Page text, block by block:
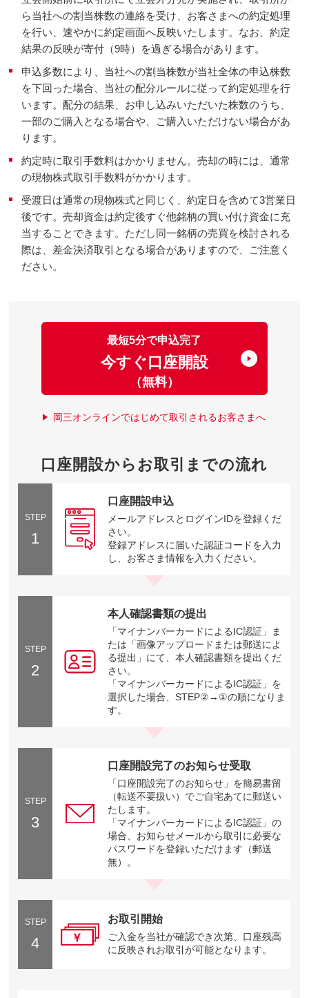
ら当社への割当株数の連絡を受け、お客さまへの約定処理
を行い、速やかに約定画面へ反映いたします。なお、約定
結果の反映が寄付（9時）を過ぎる場合があります。
申込多数により、当社への割当株数が当社全体の申込株数
を下回った場合、当社の配分ルールに従って約定処理を行
います。配分の結果、お申し込みいただいた株数のうち、
一部のご購入となる場合や、ご購入いただけない場合があ
ります。
約定時に取引手数料はかかりません。売却の時には、通常
の現物株式取引手数料がかかります。
受渡日は通常の現物株式と同じく、約定日を含めて3営業日
後です。売却資金は約定後すぐ他銘柄の買い付け資金に充
当することできます。ただし同一銘柄の売買を検討される
際は、差金決済取引となる場合がありますので、ご注意く
ださい。
最短5分で申込完了
今すぐ口座開設
（無料）
岡三オンラインではじめて取引されるお客さまへ
口座開設からお取引までの流れ
STEP
1
口座開設申込
メールアドレスとログインIDを登録くだ
さい。
登録アドレスに届いた認証コードを入力
し、お客さま情報を入力ください。
STEP
2
本人確認書類の提出
「マイナンバーカードによるIC認証」ま
たは「画像アップロードまたは郵送によ
る提出」にて、本人確認書類を提出くだ
さい。
「マイナンバーカードによるIC認証」を
選択した場合、STEP②→①の順になりま
す。
STEP
3
口座開設完了のお知らせ受取
「口座開設完了のお知らせ」を簡易書留
（転送不要扱い）でご自宅あてに郵送い
たします。
「マイナンバーカードによるIC認証」の
場合、お知らせメールから取引に必要な
パスワードを登録いただけます（郵送
無）。
STEP
4
お取引開始
ご入金を当社が確認でき次第、口座残高
に反映されお取引が可能となります。